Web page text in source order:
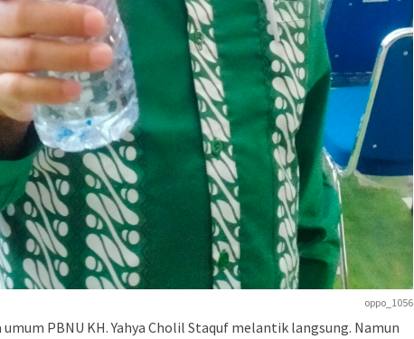
oppo_1056
PBNU KH. Yahya Cholil Staquf melantik langsung. Namun